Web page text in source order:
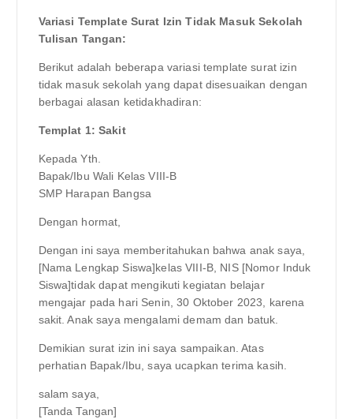
Variasi Template Surat Izin Tidak Masuk Sekolah
Tulisan Tangan:
Berikut adalah beberapa variasi template surat izin
tidak masuk sekolah yang dapat disesuaikan dengan
berbagai alasan ketidakhadiran:
Templat 1: Sakit
Kepada Yth.
Bapak/Ibu Wali Kelas VIII-B
SMP Harapan Bangsa
Dengan hormat,
Dengan ini saya memberitahukan bahwa anak saya,
[Nama Lengkap Siswa]kelas VIII-B, NIS [Nomor Induk
Siswa]tidak dapat mengikuti kegiatan belajar
mengajar pada hari Senin, 30 Oktober 2023, karena
sakit. Anak saya mengalami demam dan batuk.
Demikian surat izin ini saya sampaikan. Atas
perhatian Bapak/Ibu, saya ucapkan terima kasih.
salam saya,
[Tanda Tangan]